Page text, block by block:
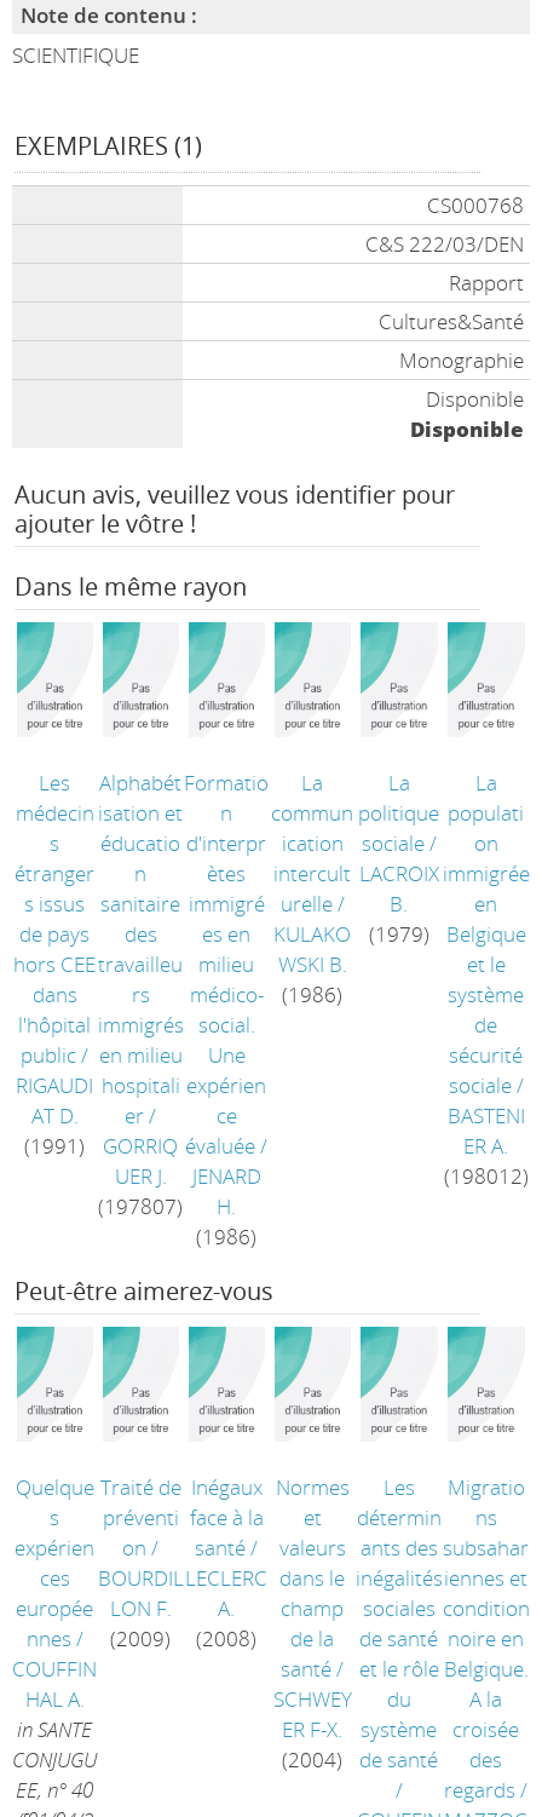
Note de contenu :
SCIENTIFIQUE
EXEMPLAIRES (1)
CS000768
C&S 222/03/DEN
Rapport
Cultures&Santé
Monographie
Disponible
Disponible
Aucun avis, veuillez vous identifier pour
ajouter le vôtre !
Dans le même rayon
Les
médecin
s
étranger
s issus
de pays
hors CEE
dans
l'hôpital
public/
RIGAUDI
AT D.
(1991)
Alphabét
isation et
éducatio
n
sanitaire
des
travailleu
rs
immigrés
en milieu
hospitali
er/
GORRIQ
UER J.
(197807)
Formatio
n
d'interpr
ètes
immigré
es en
milieu
médico-
social.
Une
expérien
ce
évaluée/
JENARD
H.
(1986)
La
commun
ication
intercult
urelle/
KULAKO
WSKI B.
(1986)
La
politique
sociale/
LACROIX
B.
(1979)
La
populati
on
immigrée
en
Belgique
et le
système
de
sécurité
sociale/
BASTENI
ER A.
(198012)
Peut-être aimerez-vous
Quelque
s
expérien
ces
europée
nnes /
COUFFIN
HAL A.
in SANTE
CONJUGU
EE, n° 40
Traité de
préventi
on /
BOURDIL
LON F.
(2009)
Inégaux
face à la
santé/
LECLERC
A.
(2008)
Normes
et
valeurs
dans le
champ
de la
santé/
SCHWEY
ER F-X.
(2004)
Les
détermin
ants des
inégalités
sociales
de santé
et le rôle
du
système
de santé
/
Migratio
ns
subsahar
iennes et
condition
noire en
Belgique.
A la
croisée
des
regards /